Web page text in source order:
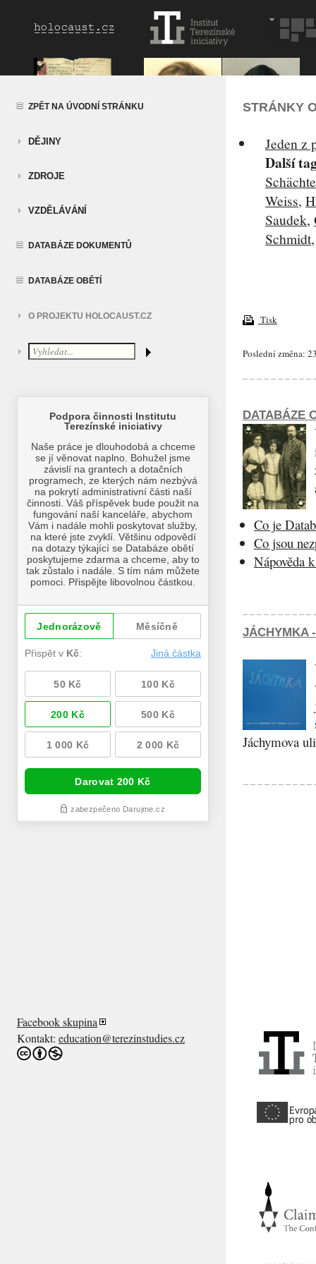
ZPĚT NA ÚVODNÍ STRÁNKU
DĚJINY
ZDROJE
VZDĚLÁVÁNÍ
DATABÁZE DOKUMENTŮ
DATABÁZE OBĚTÍ
O PROJEKTU HOLOCAUST.CZ
STRÁNKY
Jeden z
Další
Weiss,
Saudek,
Schmidt
Tisk
Poslední změna:
DATABÁZE
Co je
Co jsou
Nápověda
JÁCHYMKA
Jáchymova
Facebook skupina
Kontakt: education@terezinstudies.cz